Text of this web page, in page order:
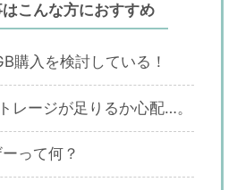
こんな方におすすめ
購入を検討している！
レージが足りるか心配…。
って何？